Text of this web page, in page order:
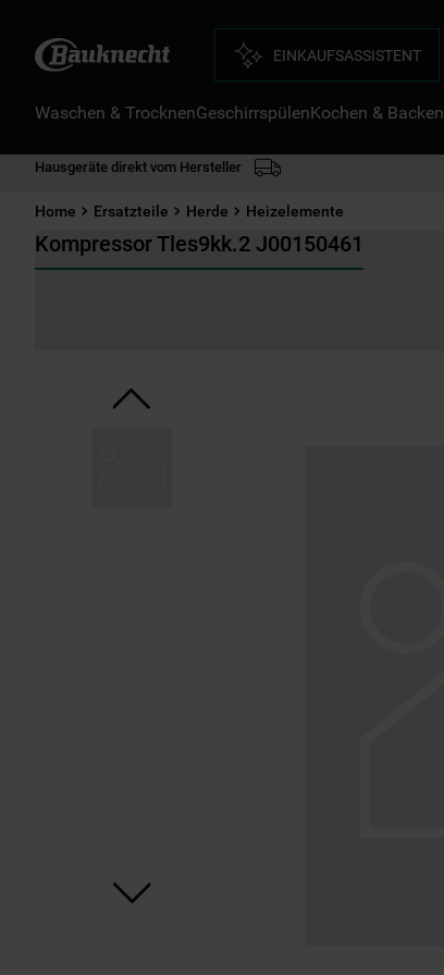
EINKAUFSASSISTENT
Waschen & TrocknenGeschirrspülenKochen & Backen
Hausgeräte direkt vom Hersteller
Home Ersatzteile Herde Heizelemente
Kompressor Tles9kk.2 J00150461